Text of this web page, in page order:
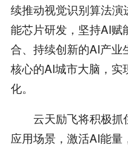
续推动视觉识别算法
能芯片研发，坚持AI
合、持续创新的AI产业
核心的AI城市大脑，实
化。
云天励飞将积极抓
应用场景，激活AI能量